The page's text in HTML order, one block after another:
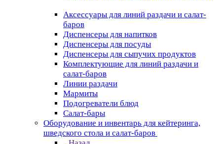
Аксессуары для линий раздачи и салат-
баров
Диспенсеры для напитков
Диспенсеры для посуды
Диспенсеры для сыпучих продуктов
Комплектующие для линий раздачи и
салат-баров
Линии раздачи
Мармиты
Подогреватели блюд
Салат-бары
Оборудование и инвентарь для кейтеринга,
шведского стола и салат-баров